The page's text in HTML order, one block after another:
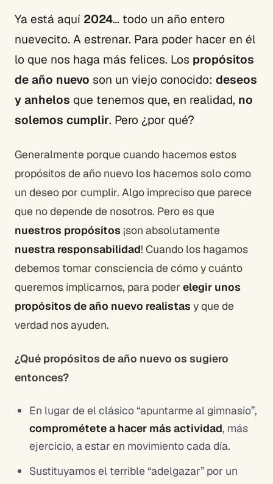
Ya está aquí 2024… todo un año entero
nuevecito. A estrenar. Para poder hacer en él
lo que nos haga más felices. Los propósitos
de año nuevo son un viejo conocido: deseos
y anhelos que tenemos que, en realidad, no
solemos cumplir. Pero ¿por qué?
Generalmente porque cuando hacemos estos
propósitos de año nuevo los hacemos solo como
un deseo por cumplir. Algo impreciso que parece
que no depende de nosotros. Pero es que
nuestros propósitos ¡son absolutamente
nuestra responsabilidad! Cuando los hagamos
debemos tomar consciencia de cómo y cuánto
queremos implicarnos, para poder elegir unos
propósitos de año nuevo realistas y que de
verdad nos ayuden.
¿Qué propósitos de año nuevo os sugiero
entonces?
En lugar de el clásico “apuntarme al gimnasio”,
comprométete a hacer más actividad, más
ejercicio, a estar en movimiento cada día.
Sustituyamos el terrible “adelgazar” por un